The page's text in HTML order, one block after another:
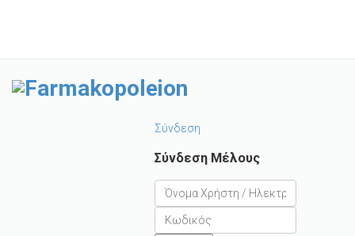
Σύνδεση
Σύνδεση Μέλους